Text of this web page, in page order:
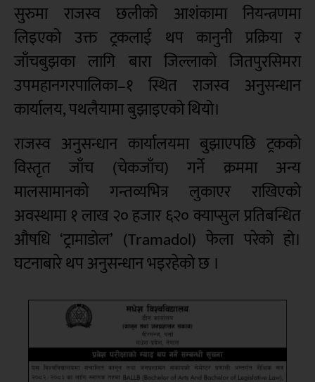
सुरुमा राजस्व छलीको आशंकामा नियन्त्रणमा
लिइएको उक्त ट्रकलाई थप कानुनी प्रक्रिया र
जाँचबुझका लागि बारा जिल्लाको जितपुरसिमरा
उपमहानगरपालिका–१ स्थित राजस्व अनुसन्धान
कार्यालय, पथलैयामा बुझाइएको थियो।
राजस्व अनुसन्धान कार्यालयमा बुझाएपछि ट्रकको
विस्तृत जाँच (चेकजाँच) गर्ने क्रममा अन्य
मालसामानको गन्तव्यभित्र लुकाएर राखिएको
अवस्थामा १ लाख २० हजार ६२० क्याप्सुल प्रतिबन्धित
औषधि ‘ट्रामाडोल’ (Tramadol) फेला परेको हो।
घटनाबारे थप अनुसन्धान भइरहेको छ ।